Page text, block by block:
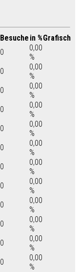
Besuche in %Grafisch
0
0,00
%
0
0,00
%
0
0,00
%
0
0,00
%
0
0,00
%
0
0,00
%
0
0,00
%
0
0,00
%
0
0,00
%
0
0,00
%
0
0,00
%
0
0,00
%